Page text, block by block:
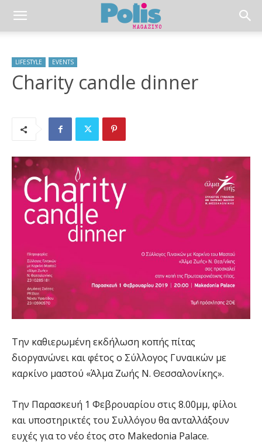
LIFESTYLE EVENTS
Charity candle dinner
Την καθιερωμένη εκδήλωση κοπής πίτας
διοργανώνει και φέτος ο Σύλλογος Γυναικών με
καρκίνο μαστού «Άλμα Ζωής Ν. Θεσσαλονίκης».
Την Παρασκευή 1 Φεβρουαρίου στις 8.00μμ, φίλοι
και υποστηρικτές του Συλλόγου θα ανταλλάξουν
ευχές για το νέο έτος στο Makedonia Palace.